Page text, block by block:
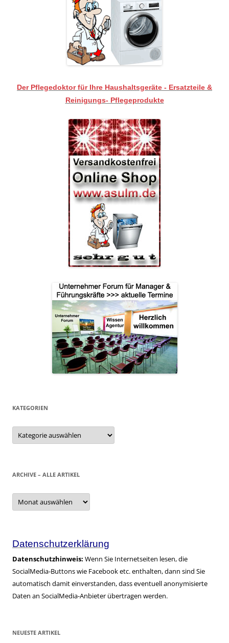
Der Pflegedoktor für Ihre Haushaltsgeräte - Ersatzteile &
Reinigungs- Pflegeprodukte
KATEGORIEN
Kategorien
ARCHIVE – ALLE ARTIKEL
Archive
alle
Datenschutzerklärung
Datenschutzhinweis: Wenn Sie Internetseiten lesen, die
SocialMedia-Buttons wie Facebook etc. enthalten, dann sind Sie
automatisch damit einverstanden, dass eventuell anonymisierte
Daten an SocialMedia-Anbieter übertragen werden.
NEUESTE ARTIKEL